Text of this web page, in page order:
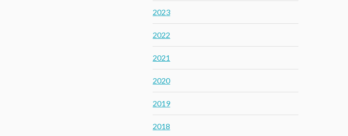
2023
2022
2021
2020
2019
2018